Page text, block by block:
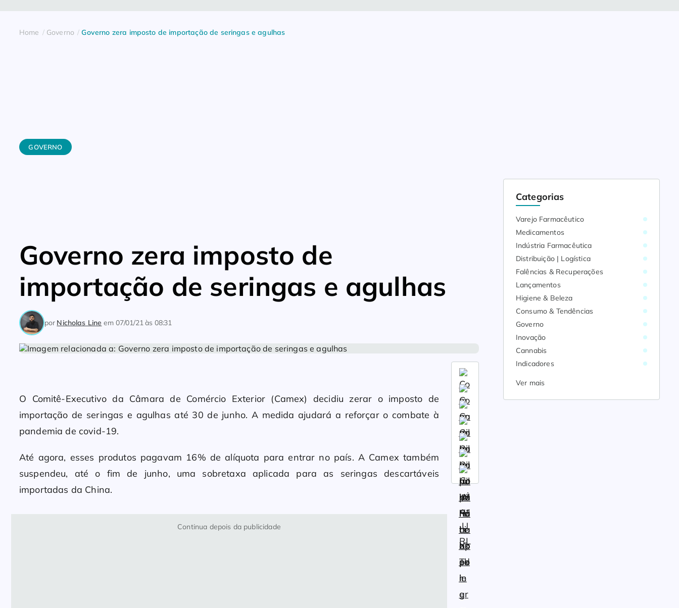
Home Governo Governo zera imposto de importação de seringas e agulhas
GOVERNO
Governo zera imposto de
importação de seringas e agulhas
por Nicholas Line em 07/01/21 às 08:31
O Comitê-Executivo da Câmara de Comércio Exterior (Camex) decidiu zerar o imposto de
importação de seringas e agulhas até 30 de junho. A medida ajudará a reforçar o combate à
pandemia de covid-19.
Até agora, esses produtos pagavam 16% de alíquota para entrar no país. A Camex também
suspendeu, até o fim de junho, uma sobretaxa aplicada para as seringas descartáveis
importadas da China.
Continua depois da publicidade
Categorias
Varejo Farmacêutico
Medicamentos
Indústria Farmacêutica
Distribuição | Logística
Falências & Recuperações
Lançamentos
Higiene & Beleza
Consumo & Tendências
Governo
Inovação
Cannabis
Indicadores
Ver mais